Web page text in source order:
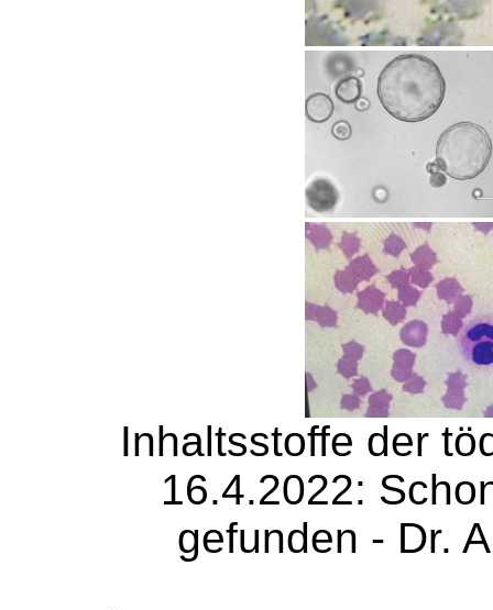
Inhaltsstoffe der
16.4.2022:
gefunden - Dr.